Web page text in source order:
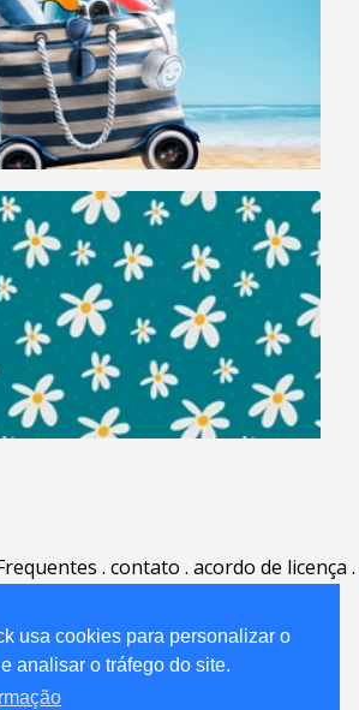
usa cookies para personalizar o
analisar o tráfego do site.
. contato . acordo de licença .
Español Português
Nederlands|